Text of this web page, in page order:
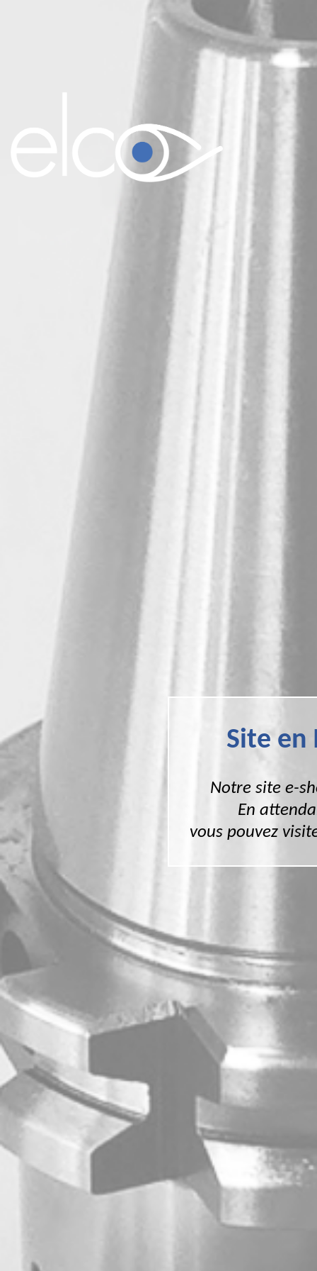
Site en
Notre site e-
En
vous pouvez